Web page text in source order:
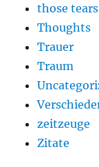
those tears
Thoughts
Trauer
Traum
zeitzeuge
Zitate